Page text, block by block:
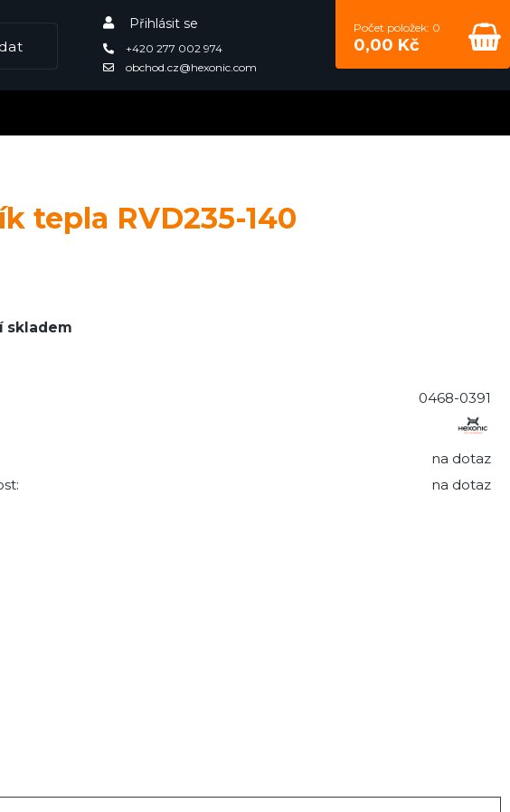
+420 277 002 974
obchod.cz@hexonic.com
Přihlásit se Počet položek: 0
0,00 Kč
tepla RVD235-140
skladem
0468-0391
na dotaz
na dotaz